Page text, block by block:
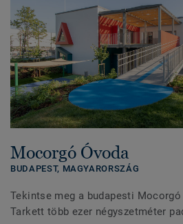
Mocorgó Óvoda
BUDAPEST, MAGYARORSZÁG
Tekintse meg a budapesti Mocorgó
Tarkett több ezer négyszetméter